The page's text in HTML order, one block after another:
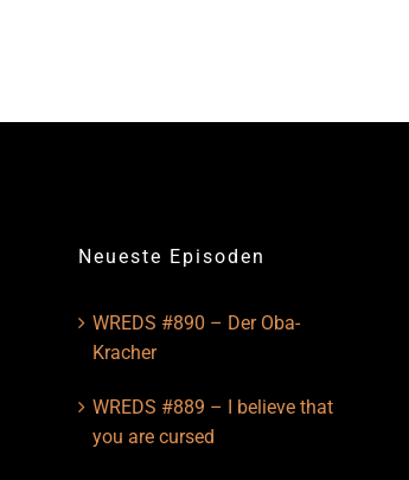
Neueste Episoden
WREDS #890 – Der Oba-
Kracher
WREDS #889 – I believe that
you are cursed